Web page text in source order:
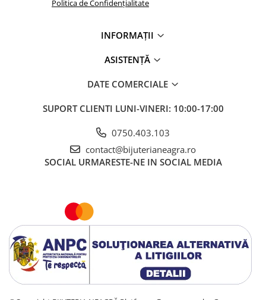
Politica de Confidențialitate
INFORMAȚII
ASISTENȚĂ
DATE COMERCIALE
SUPORT CLIENTI LUNI-VINERI: 10:00-17:00
0750.403.103
contact@bijuterianeagra.ro
SOCIAL URMARESTE-NE IN SOCIAL MEDIA